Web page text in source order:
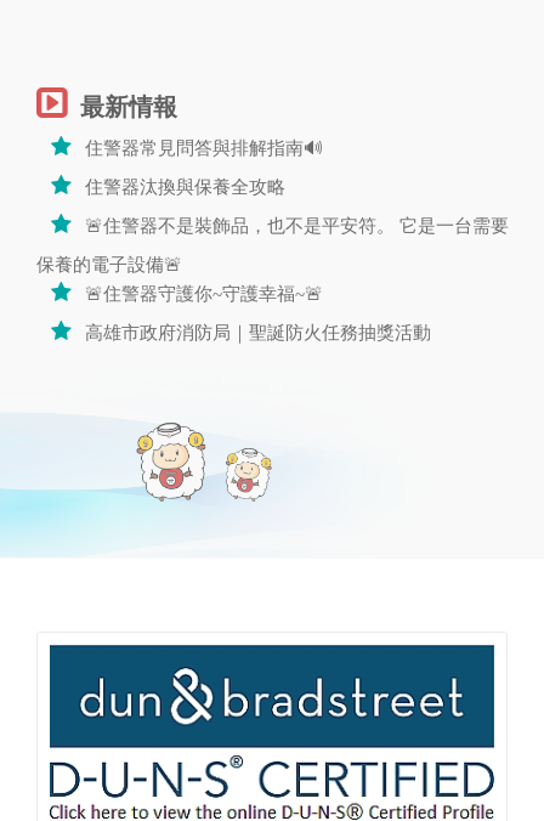
最新情報
住警器常見問答與排解指南🔊
住警器汰換與保養全攻略
🚨住警器不是裝飾品，也不是平安符。 它是一台需要
保養的電子設備🚨
🚨住警器守護你~守護幸福~🚨
高雄市政府消防局｜聖誕防火任務抽獎活動